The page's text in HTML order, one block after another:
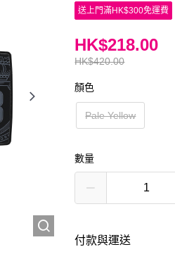
送上門滿HK$300免運費
HK$420.00
HK$218.00
顏色
Pale Yellow
數量
付款與運送